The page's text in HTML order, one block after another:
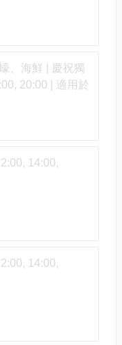
、海鮮 | 慶祝獨
20:00 | 適用於
14:00,
14:00,